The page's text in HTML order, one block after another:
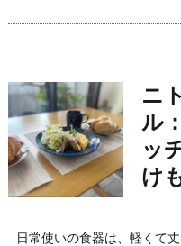
ニ
ル
ッ
け
日常使いの食器は、軽くて